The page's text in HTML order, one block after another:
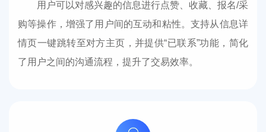
用户可以对感兴趣的信息进行点赞、收藏、报名/采
购等操作，增强了用户间的互动和粘性。支持从信息详
情页一键跳转至对方主页，并提供“已联系”功能，简化
了用户之间的沟通流程，提升了交易效率。